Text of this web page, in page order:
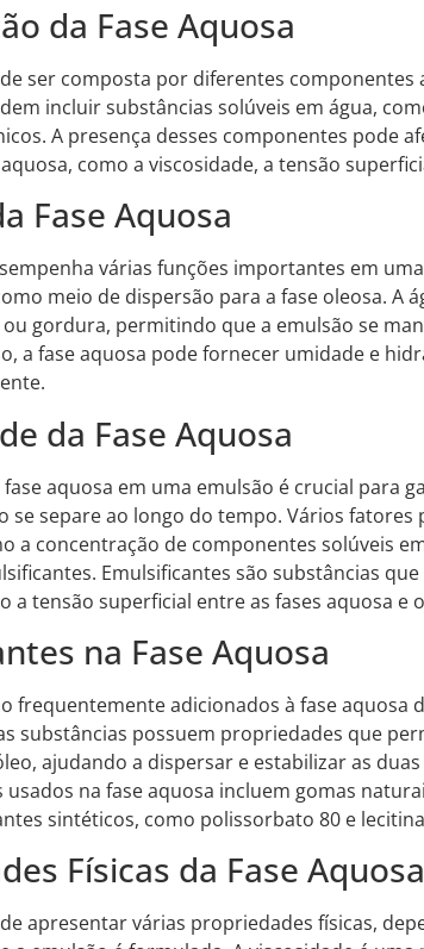
da Fase Aquosa
ser composta por diferentes componentes
incluir substâncias solúveis em água,
A presença desses componentes pode
como a viscosidade, a tensão
Fase Aquosa
várias funções importantes em
meio de dispersão para a fase oleosa. A
gordura, permitindo que a emulsão se
a fase aquosa pode fornecer umidade e
da Fase Aquosa
aquosa em uma emulsão é crucial para
se separe ao longo do tempo. Vários
a concentração de componentes solúveis
Emulsificantes são substâncias
a tensão superficial entre as fases aquosa e
na Fase Aquosa
frequentemente adicionados à fase aquosa
substâncias possuem propriedades que
ajudando a dispersar e estabilizar as
usados na fase aquosa incluem gomas
sintéticos, como polissorbato 80 e
Físicas da Fase Aquosa
apresentar várias propriedades físicas,